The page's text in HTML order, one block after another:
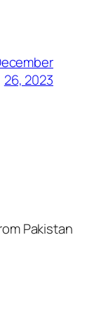
26, 2023
Pakistan